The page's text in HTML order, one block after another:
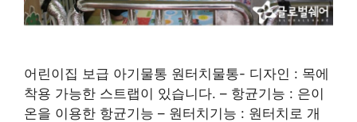
어린이집 보급 아기물통 원터치물통- 디자인 : 목에
착용 가능한 스트랩이 있습니다. – 항균기능 : 은이
온을 이용한 항균기능 – 원터치기능 : 원터치로 개